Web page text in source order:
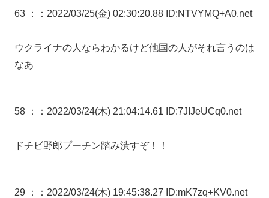
63 ： ：2022/03/25(金) 02:30:20.88 ID:NTVYMQ+A0.net
ウクライナの人ならわかるけど他国の人がそれ言うのは
なあ
58 ： ：2022/03/24(木) 21:04:14.61 ID:7JIJeUCq0.net
ドチビ野郎プーチン踏み潰すぞ！！
29 ： ：2022/03/24(木) 19:45:38.27 ID:mK7zq+KV0.net